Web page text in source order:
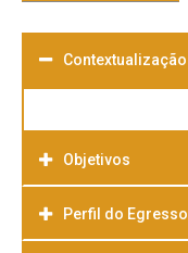
Contextualização
Objetivos
Perfil do Egresso